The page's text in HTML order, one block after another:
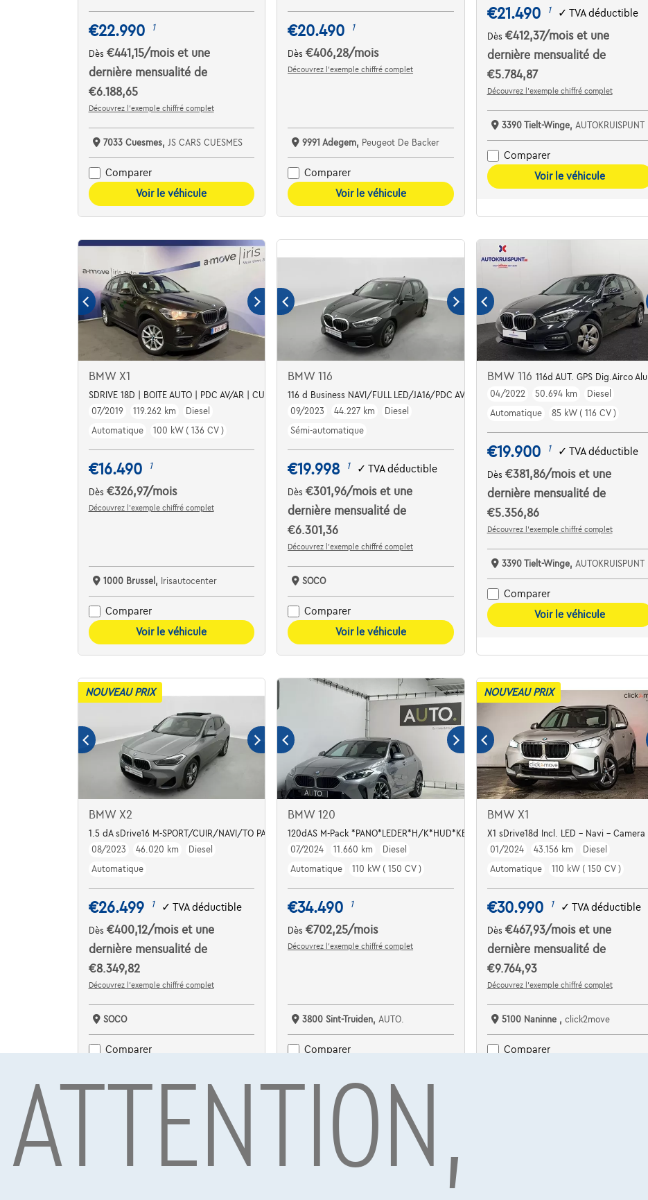
€22.990 1
Dès €441,15/mois et une
dernière mensualité de
€6.188,65
Découvrez l’exemple chiffré complet
7033 Cuesmes, JS CARS CUESMES
Comparer
Voir le véhicule
€20.490 1
Dès€406,28/mois
Découvrez l’exemple chiffré complet
9991 Adegem, Peugeot De Backer
Comparer
Voir le véhicule
€21.490 1 ✓ TVA déductible
Dès €412,37/mois et une
dernière mensualité de
€5.784,87
Découvrez l’exemple chiffré complet
3390 Tielt-Winge, AUTOKRUISPUNT
Comparer
Voir le véhicule
BMW X1
SDRIVE 18D | BOITE AUTO | PDC AV/AR | CUIR
07/2019
119.262 km
Diesel
Automatique
100 kW ( 136 CV )
€16.490 1
Dès €326,97/mois
Découvrez l’exemple chiffré complet
1000 Brussel, Irisautocenter
Comparer
Voir le véhicule
BMW 116
116 d Business NAVI/FULL LED/JA16/PDC AV AR
09/2023
44.227 km
Diesel
Sémi-automatique
€19.998 1 ✓TVA déductible
Dès€301,96/moiset une
dernière mensualité de
€6.301,36
Découvrez l’exemple chiffré complet
SOCO
Comparer
Voir le véhicule
BMW 116 116d AUT. GPS Dig.Airco Alu
04/2022
50.694 km
Diesel
Automatique
85 kW ( 116 CV )
€19.900 1 ✓ TVA déductible
Dès €381,86/mois et une
dernière mensualité de
€5.356,86
Découvrez l’exemple chiffré complet
3390 Tielt-Winge, AUTOKRUISPUNT
Comparer
Voir le véhicule
NOUVEAU PRIX
BMW X2
1.5 dA sDrive16 M-SPORT/CUIR/NAVI/TO PANO/FULL LED/JA18
08/2023
46.020 km
Diesel
Automatique
€26.499 1 ✓ TVA déductible
Dès €400,12/mois et une
dernière mensualité de
€8.349,82
Découvrez l’exemple chiffré complet
SOCO
Comparer
BMW 120
120dAS M-Pack *PANO*LEDER*H/K*HUD*KEYLESS*
07/2024
11.660 km
Diesel
Automatique
110 kW ( 150 CV )
€34.490 1
Dès€702,25/mois
Découvrez l’exemple chiffré complet
3800 Sint-Truiden, AUTO.
Comparer
NOUVEAU PRIX
BMW X1
X1 sDrive18d Incl. LED - Navi - Camera
01/2024
43.156 km
Diesel
Automatique
110 kW ( 150 CV )
€30.990 1 ✓ TVA déductible
Dès €467,93/mois et une
dernière mensualité de
€9.764,93
Découvrez l’exemple chiffré complet
5100 Naninne , click2move
Comparer
ATTENTION,